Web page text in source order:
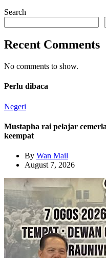
Search
Recent Comments
No comments to show.
Perlu dibaca
Negeri
Mustapha rai pelajar
keempat
By Wan Mail
August 7, 2026